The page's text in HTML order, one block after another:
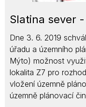
Slatina sever
Dne 3. 6. 2019
úřadu a územního
Mýto) možnost
lokalita Z7 pro
vložení územně
územně plánovací